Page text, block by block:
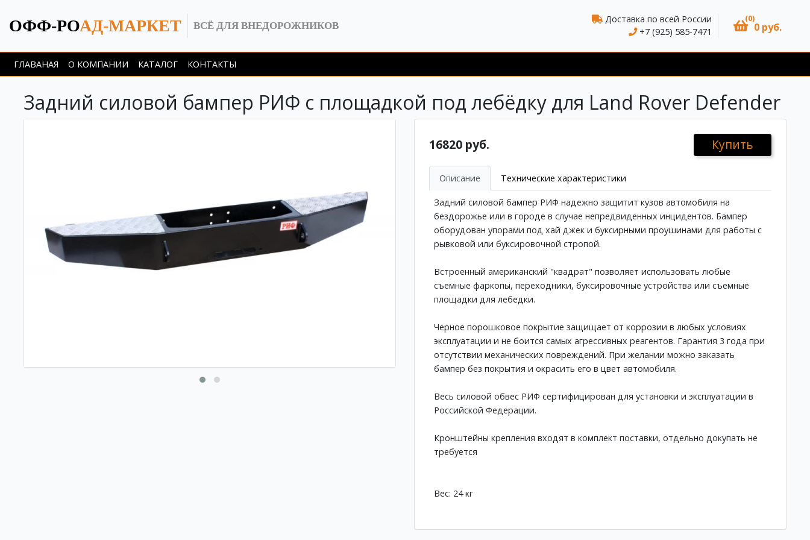
ОФФ-РОАД-МАРКЕТ ВСЁ ДЛЯ ВНЕДОРОЖНИКОВ
Доставка по всей России
+7 (925) 585-7471
(0)
0 руб.
ГЛАВАНАЯ О КОМПАНИИ КАТАЛОГ КОНТАКТЫ
Задний силовой бампер РИФ с площадкой под лебёдку для Land Rover Defender
16820 руб. Купить
Описание Технические характеристики
Задний силовой бампер РИФ надежно защитит кузов автомобиля на
бездорожье или в городе в случае непредвиденных инцидентов. Бампер
оборудован упорами под хай джек и буксирными проушинами для работы с
рывковой или буксировочной стропой.
Встроенный американский "квадрат" позволяет использовать любые
съемные фаркопы, переходники, буксировочные устройства или съемные
площадки для лебедки.
Черное порошковое покрытие защищает от коррозии в любых условиях
эксплуатации и не боится самых агрессивных реагентов. Гарантия 3 года при
отсутствии механических повреждений. При желании можно заказать
бампер без покрытия и окрасить его в цвет автомобиля.
Весь силовой обвес РИФ сертифицирован для установки и эксплуатации в
Российской Федерации.
Кронштейны крепления входят в комплект поставки, отдельно докупать не
требуется
Вес: 24 кг